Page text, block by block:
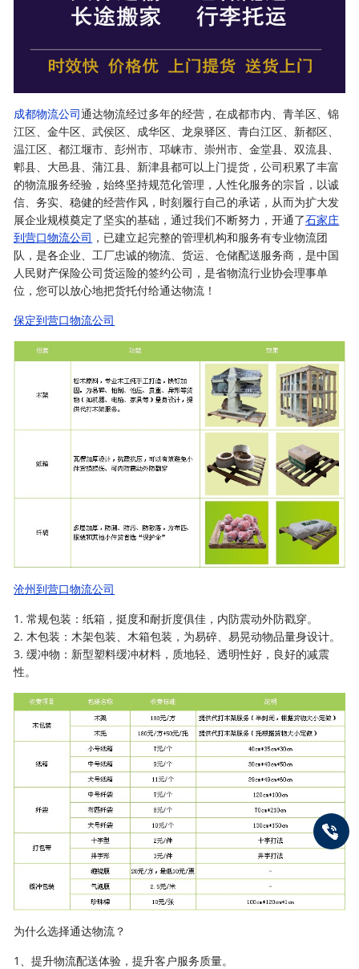
成都物流公司通达物流经过多年的经营，在成都市内、青羊区、锦
江区、金牛区、武侯区、成华区、龙泉驿区、青白江区、新都区、
温江区、都江堰市、彭州市、邛崃市、崇州市、金堂县、双流县、
郫县、大邑县、蒲江县、新津县都可以上门提货，公司积累了丰富
的物流服务经验，始终坚持规范化管理，人性化服务的宗旨，以诚
信、务实、稳健的经营作风，时刻履行自己的承诺，从而为扩大发
展企业规模奠定了坚实的基础，通过我们不断努力，开通了石家庄
到营口物流公司 ，已建立起完整的管理机构和服务有专业物流团
队，是各企业、工厂忠诚的物流、货运、仓储配送服务商，是中国
人民财产保险公司货运险的签约公司，是省物流行业协会理事单
位，您可以放心地把货托付给通达物流！
保定到营口物流公司
沧州到营口物流公司
1. 常规包装：纸箱，挺度和耐折度俱佳，内防震动外防戳穿。
2. 木包装：木架包装、木箱包装，为易碎、易晃动物品量身设计。
3. 缓冲物：新型塑料缓冲材料，质地轻、透明性好，良好的减震
性。
为什么选择通达物流？
1、提升物流配送体验，提升客户服务质量。